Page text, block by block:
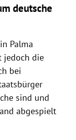
deutsche
Palma
jedoch die
bei
sind und
abgespielt